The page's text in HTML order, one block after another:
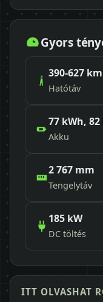
Gyors
390-627
Hatótáv
77 kWh, 82
Akku
2 767 mm
Tengelytáv
185 kW
DC töltés
ITT OLVASHAT